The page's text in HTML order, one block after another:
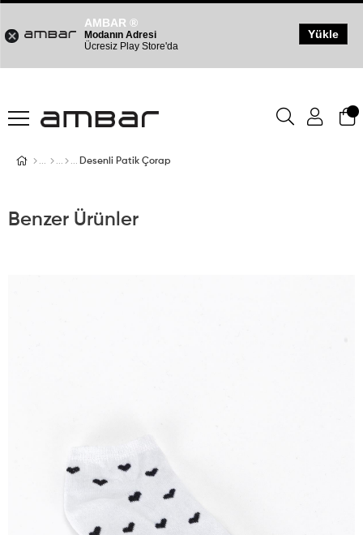
Desenli Patik Çorap
Benzer Ürünler
AMBAR ®
Modanın Adresi
Ücresiz Play Store'da
Yükle